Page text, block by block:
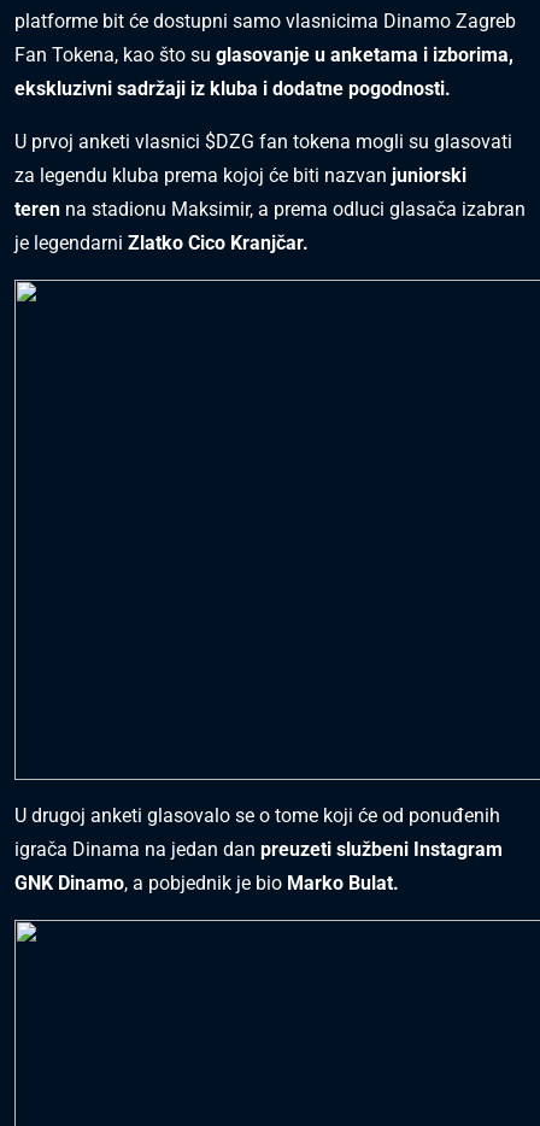
platforme bit će dostupni samo vlasnicima Dinamo Zagreb
Fan Tokena, kao što su glasovanje u anketama i izborima,
ekskluzivni sadržaji iz kluba i dodatne pogodnosti.
U prvoj anketi vlasnici $DZG fan tokena mogli su glasovati
za legendu kluba prema kojoj će biti nazvan juniorski
teren na stadionu Maksimir, a prema odluci glasača izabran
je legendarni Zlatko Cico Kranjčar.
U drugoj anketi glasovalo se o tome koji će od ponuđenih
igrača Dinama na jedan dan preuzeti službeni Instagram
GNK Dinamo, a pobjednik je bio Marko Bulat.